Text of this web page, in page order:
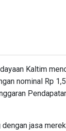
Kaltim
nominal Rp
jasa